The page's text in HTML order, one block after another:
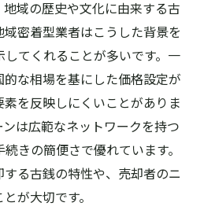
域の歴史や文化に由来する古
密着型業者はこうした背景を
てくれることが多いです。一
な相場を基にした価格設定が
を反映しにくいことがありま
は広範なネットワークを持つ
きの簡便さで優れています。
る古銭の特性や、売却者のニ
が大切です。